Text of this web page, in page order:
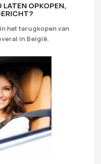
OPKOPEN,
het terugkopen van
in België.